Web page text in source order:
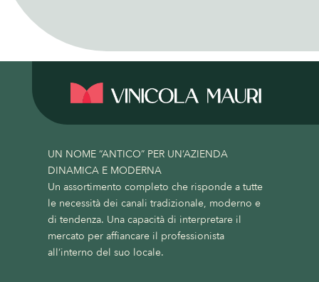
UN NOME “ANTICO” PER UN’AZIENDA
DINAMICA E MODERNA
Un assortimento completo che risponde a tutte
le necessità dei canali tradizionale, moderno e
di tendenza. Una capacità di interpretare il
mercato per affiancare il professionista
all’interno del suo locale.